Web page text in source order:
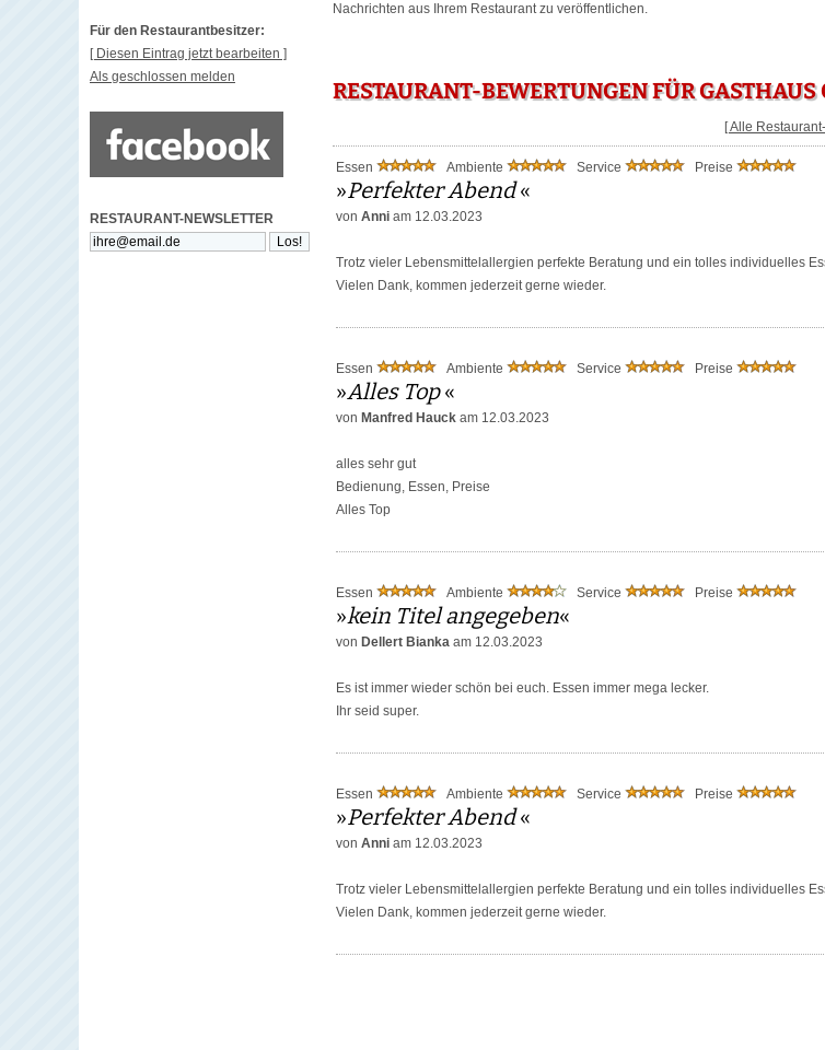
Für den Restaurantbesitzer:
[ Diesen Eintrag jetzt bearbeiten ]
Als geschlossen melden
RESTAURANT-NEWSLETTER
Nachrichten aus Ihrem Restaurant zu veröffentlichen.
RESTAURANT-BEWERTUNGEN FÜR
[ Alle
Essen Ambiente Service Preise
»Perfekter Abend«
von Anni am 12.03.2023
Trotz vieler Lebensmittelallergien perfekte Beratung und ein tolles individuelles
Vielen Dank, kommen jederzeit gerne wieder.
Essen Ambiente Service Preise
»Alles Top«
von Manfred Hauck am 12.03.2023
alles sehr gut
Bedienung, Essen, Preise
Alles Top
Essen Ambiente Service Preise
»kein Titel angegeben«
von Dellert Bianka am 12.03.2023
Es ist immer wieder schön bei euch. Essen immer mega lecker.
Ihr seid super.
Essen Ambiente Service Preise
»Perfekter Abend«
von Anni am 12.03.2023
Trotz vieler Lebensmittelallergien perfekte Beratung und ein tolles individuelles
Vielen Dank, kommen jederzeit gerne wieder.